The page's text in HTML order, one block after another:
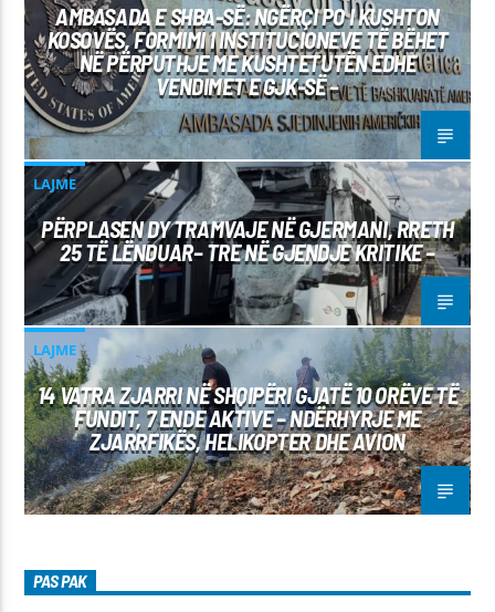
AMBASADA E SHBA-SË: NGËRÇI PO I KUSHTON
KOSOVËS, FORMIMI I INSTITUCIONEVE TË BËHET
NË PËRPUTHJE ME KUSHTETUTËN EDHE
VENDIMET E GJK-SË –
LAJME
PËRPLASEN DY TRAMVAJE NË GJERMANI, RRETH
25 TË LËNDUAR– TRE NË GJENDJE KRITIKE –
LAJME
14 VATRA ZJARRI NË SHQIPËRI GJATË 10 ORËVE TË
FUNDIT, 7 ENDE AKTIVE – NDËRHYRJE ME
ZJARRFIKËS, HELIKOPTER DHE AVION
PAS PAK